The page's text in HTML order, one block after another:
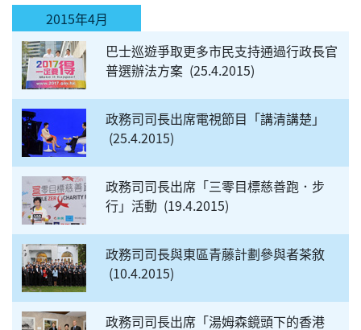
2015年4月
巴士巡遊爭取更多市民支持通過行政長官
普選辦法方案 25.4.2015
政務司司長出席電視節目「講清講楚」
25.4.2015
政務司司長出席「三零目標慈善跑．步
行」活動
19.4.2015
政務司司長與東區青藤計劃參與者茶敘
10.4.2015
政務司司長出席「湯姆森鏡頭下的香港